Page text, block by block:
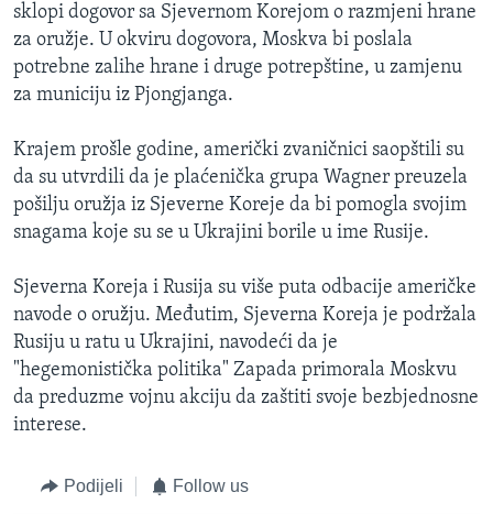
sklopi dogovor sa Sjevernom Korejom o razmjeni hrane
za oružje. U okviru dogovora, Moskva bi poslala
potrebne zalihe hrane i druge potrepštine, u zamjenu
za municiju iz Pjongjanga.
Krajem prošle godine, američki zvaničnici saopštili su
da su utvrdili da je plaćenička grupa Wagner preuzela
pošilju oružja iz Sjeverne Koreje da bi pomogla svojim
snagama koje su se u Ukrajini borile u ime Rusije.
Sjeverna Koreja i Rusija su više puta odbacije američke
navode o oružju. Međutim, Sjeverna Koreja je podržala
Rusiju u ratu u Ukrajini, navodeći da je
"hegemonistička politika" Zapada primorala Moskvu
da preduzme vojnu akciju da zaštiti svoje bezbjednosne
interese.
Podijeli Follow us